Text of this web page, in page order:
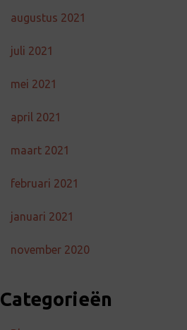
augustus 2021
juli 2021
mei 2021
april 2021
maart 2021
februari 2021
januari 2021
november 2020
Categorieën